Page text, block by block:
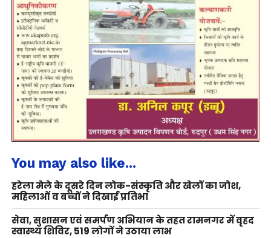
You may also like...
हरेला मेले के दूसरे दिन लोक-संस्कृति और खेलों का जोश,
महिलाओं व बच्चों ने दिखाई प्रतिभा
सेवा, सुशासन एवं समर्पण अभियान के तहत रामनगर में वृहद
स्वास्थ्य शिविर, 519 लोगों ने उठाया लाभ